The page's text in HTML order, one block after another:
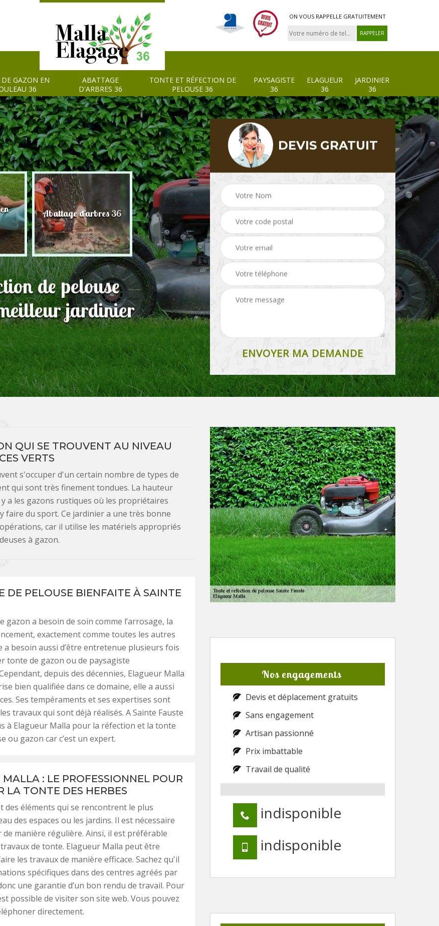
ON VOUS RAPPELLE GRATUITEMENT
DE GAZON EN
36
ABATTAGE
D'ARBRES 36
TONTE ET RÉFECTION DE
PELOUSE 36
PAYSAGISTE
36
ELAGUEUR
36
JARDINIER
36
Abattage d'arbres 36 Tonte et réfection de
pelouse 36 Paysagiste 36 Elagueur 36
de pelouse
jardinier
DEVIS GRATUIT
QUI SE TROUVENT AU NIVEAU
VERTS
s'occuper d'un certain nombre de types de
qui sont très finement tondues. La hauteur
a les gazons rustiques où les propriétaires
faire du sport. Ce jardinier a une très bonne
car il utilise les matériels appropriés
à gazon.
DE PELOUSE BIENFAITE À SAINTE
gazon a besoin de soin comme l’arrosage, la
exactement comme toutes les autres
a besoin aussi d’être entretenue plusieurs fois
tonte de gazon ou de paysagiste
depuis des décennies, Elagueur Malla
bien qualifiée dans ce domaine, elle a aussi
Ses tempéraments et ses expertises sont
travaux qui sont déjà réalisés. A Sainte Fauste
à Elagueur Malla pour la réfection et la tonte
ou gazon car c’est un expert.
MALLA : LE PROFESSIONNEL POUR
LA TONTE DES HERBES
des éléments qui se rencontrent le plus
des espaces ou les jardins. Il est nécessaire
de manière régulière. Ainsi, il est préférable
de tonte. Elagueur Malla peut être
les travaux de manière efficace. Sachez qu'il
spécifiques dans des centres agréés par
une garantie d’un bon rendu de travail. Pour
possible de visiter son site web. Vous pouvez
directement.
Nos engagements
Devis et déplacement gratuits
Sans engagement
Artisan passionné
Prix imbattable
Travail de qualité
indisponible
indisponible